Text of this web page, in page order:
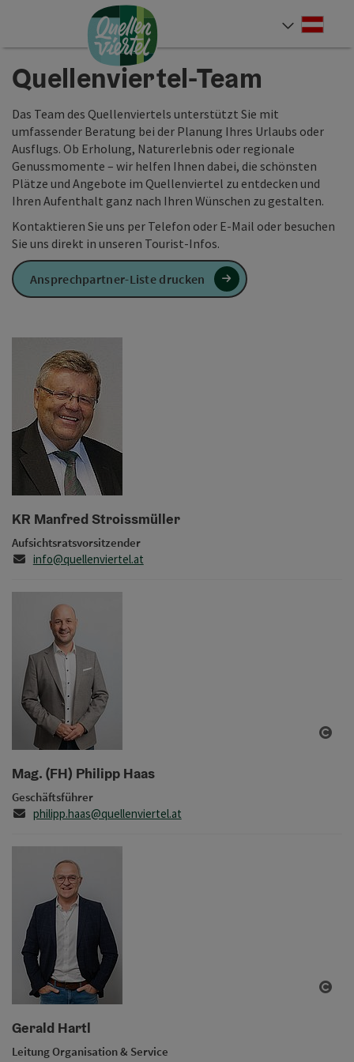
Zum InhaltAccesskey
[0]
Zur Navigation Accesskey
[1]
Zum Seitenanfang Accesskey
[2]
Quellenviertel-Team
Das Team des Quellenviertels unterstützt Sie mit
umfassender Beratung bei der Planung Ihres Urlaubs oder
Ausflugs. Ob Erholung, Naturerlebnis oder regionale
Genussmomente – wir helfen Ihnen dabei, die schönsten
Plätze und Angebote im Quellenviertel zu entdecken und
Ihren Aufenthalt ganz nach Ihren Wünschen zu gestalten.
Kontaktieren Sie uns per Telefon oder E-Mail oder besuchen
Sie uns direkt in unseren Tourist-Infos.
Ansprechpartner-Liste drucken
KR Manfred Stroissmüller
Aufsichtsratsvorsitzender
E-Mail
info@quellenviertel.at
Mag. (FH) Philipp Haas
Geschäftsführer
E-Mail
philipp.haas@quellenviertel.at
Gerald Hartl
Leitung Organisation & Service